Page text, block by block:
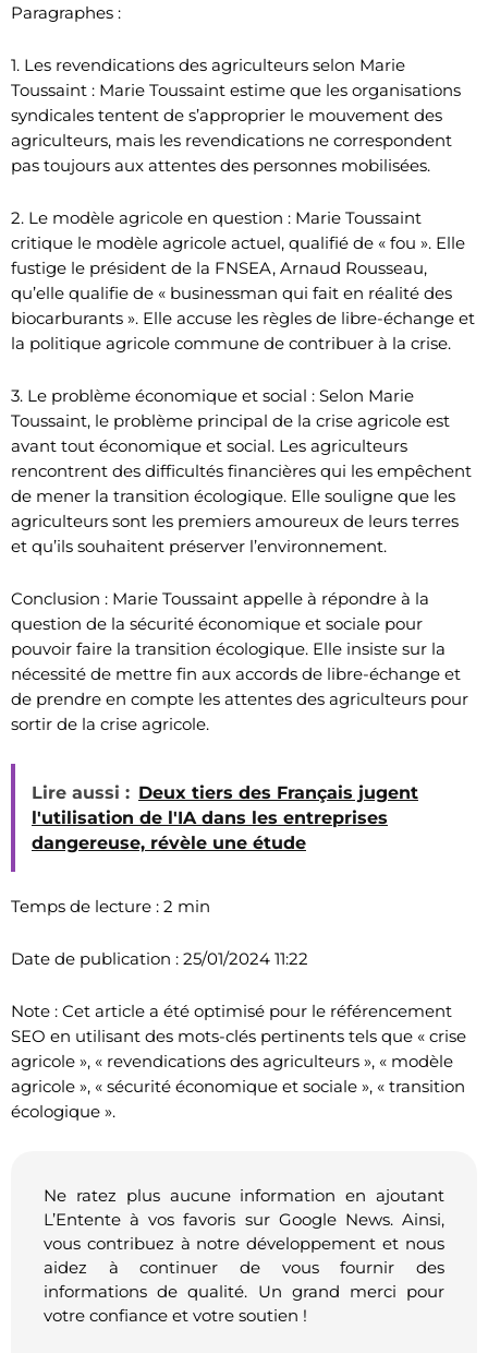
Paragraphes :
1. Les revendications des agriculteurs selon Marie
Toussaint : Marie Toussaint estime que les organisations
syndicales tentent de s’approprier le mouvement des
agriculteurs, mais les revendications ne correspondent
pas toujours aux attentes des personnes mobilisées.
2. Le modèle agricole en question : Marie Toussaint
critique le modèle agricole actuel, qualifié de « fou ». Elle
fustige le président de la FNSEA, Arnaud Rousseau,
qu’elle qualifie de « businessman qui fait en réalité des
biocarburants ». Elle accuse les règles de libre-échange et
la politique agricole commune de contribuer à la crise.
3. Le problème économique et social : Selon Marie
Toussaint, le problème principal de la crise agricole est
avant tout économique et social. Les agriculteurs
rencontrent des difficultés financières qui les empêchent
de mener la transition écologique. Elle souligne que les
agriculteurs sont les premiers amoureux de leurs terres
et qu’ils souhaitent préserver l’environnement.
Conclusion : Marie Toussaint appelle à répondre à la
question de la sécurité économique et sociale pour
pouvoir faire la transition écologique. Elle insiste sur la
nécessité de mettre fin aux accords de libre-échange et
de prendre en compte les attentes des agriculteurs pour
sortir de la crise agricole.
Lire aussi : Deux tiers des Français jugent
l'utilisation de l'IA dans les entreprises
dangereuse, révèle une étude
Temps de lecture : 2 min
Date de publication : 25/01/2024 11:22
Note : Cet article a été optimisé pour le référencement
SEO en utilisant des mots-clés pertinents tels que « crise
agricole », « revendications des agriculteurs », « modèle
agricole », « sécurité économique et sociale », « transition
écologique ».
Ne ratez plus aucune information en ajoutant
L’Entente à vos favoris sur Google News. Ainsi,
vous contribuez à notre développement et nous
aidez à continuer de vous fournir des
informations de qualité. Un grand merci pour
votre confiance et votre soutien !